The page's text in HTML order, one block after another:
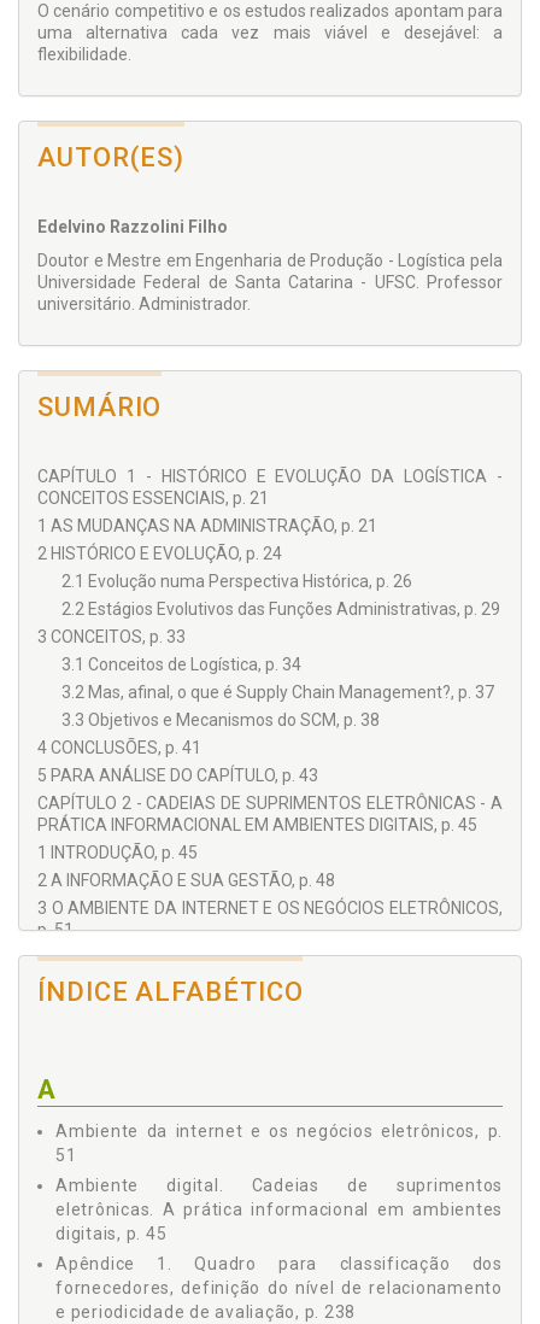
O cenário competitivo e os estudos realizados apontam para
uma alternativa cada vez mais viável e desejável: a
flexibilidade.
AUTOR(ES)
Edelvino Razzolini Filho
Doutor e Mestre em Engenharia de Produção - Logística pela
Universidade Federal de Santa Catarina - UFSC. Professor
universitário. Administrador.
SUMÁRIO
CAPÍTULO 1 - HISTÓRICO E EVOLUÇÃO DA LOGÍSTICA -
CONCEITOS ESSENCIAIS, p. 21
1 AS MUDANÇAS NA ADMINISTRAÇÃO, p. 21
2 HISTÓRICO E EVOLUÇÃO, p. 24
2.1 Evolução numa Perspectiva Histórica, p. 26
2.2 Estágios Evolutivos das Funções Administrativas, p. 29
3 CONCEITOS, p. 33
3.1 Conceitos de Logística, p. 34
3.2 Mas, afinal, o que é Supply Chain Management?, p. 37
3.3 Objetivos e Mecanismos do SCM, p. 38
4 CONCLUSÕES, p. 41
5 PARA ANÁLISE DO CAPÍTULO, p. 43
CAPÍTULO 2 - CADEIAS DE SUPRIMENTOS ELETRÔNICAS - A
PRÁTICA INFORMACIONAL EM AMBIENTES DIGITAIS, p. 45
1 INTRODUÇÃO, p. 45
2 A INFORMAÇÃO E SUA GESTÃO, p. 48
3 O AMBIENTE DA INTERNET E OS NEGÓCIOS ELETRÔNICOS,
p. 51
4 O QUE SÃO CADEIAS DE SUPRIMENTOS DIGITAIS?, p. 58
5 A GESTÃO DOS FLUXOS NA S CADEIAS DE SUPRIMENTOS
ELETRÔNICAS, p. 65
6 SCM E AS TECNOLOGIAS DA INFORMAÇÃO E DA
COMUNICAÇÃO - TICS, p. 71
7 PARA ANÁLISE DO CAPÍTULO, p. 83
CAPÍTULO 3 - NÍVEL DE SERVIÇO AO CLIENTE E AVALIAÇÃO
DE DESEMPENHO, p. 85
1 INTRODUÇÃO, p. 85
2 O PAPEL DA AVALIAÇÃO DE DESEMPENHO DOS SISTEMAS
LOGÍSTICOS, p. 86
3 CONCEITOS NA AVALIAÇÃO DO DESEMPENHO DE
SISTEMAS LOGÍSTICOS, p. 87
ÍNDICE ALFABÉTICO
A
Ambiente da internet e os negócios eletrônicos, p.
51
Ambiente digital. Cadeias de suprimentos
eletrônicas. A prática informacional em ambientes
digitais, p. 45
Apêndice 1. Quadro para classificação dos
fornecedores, definição do nível de relacionamento
e periodicidade de avaliação, p. 238